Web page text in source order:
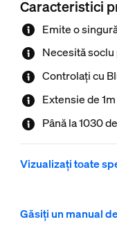
Caracteristici
Emite o
Necesită
Controlați cu
Extensie de 1m
Până la 1030
Vizualizați toate
Găsiți un manual